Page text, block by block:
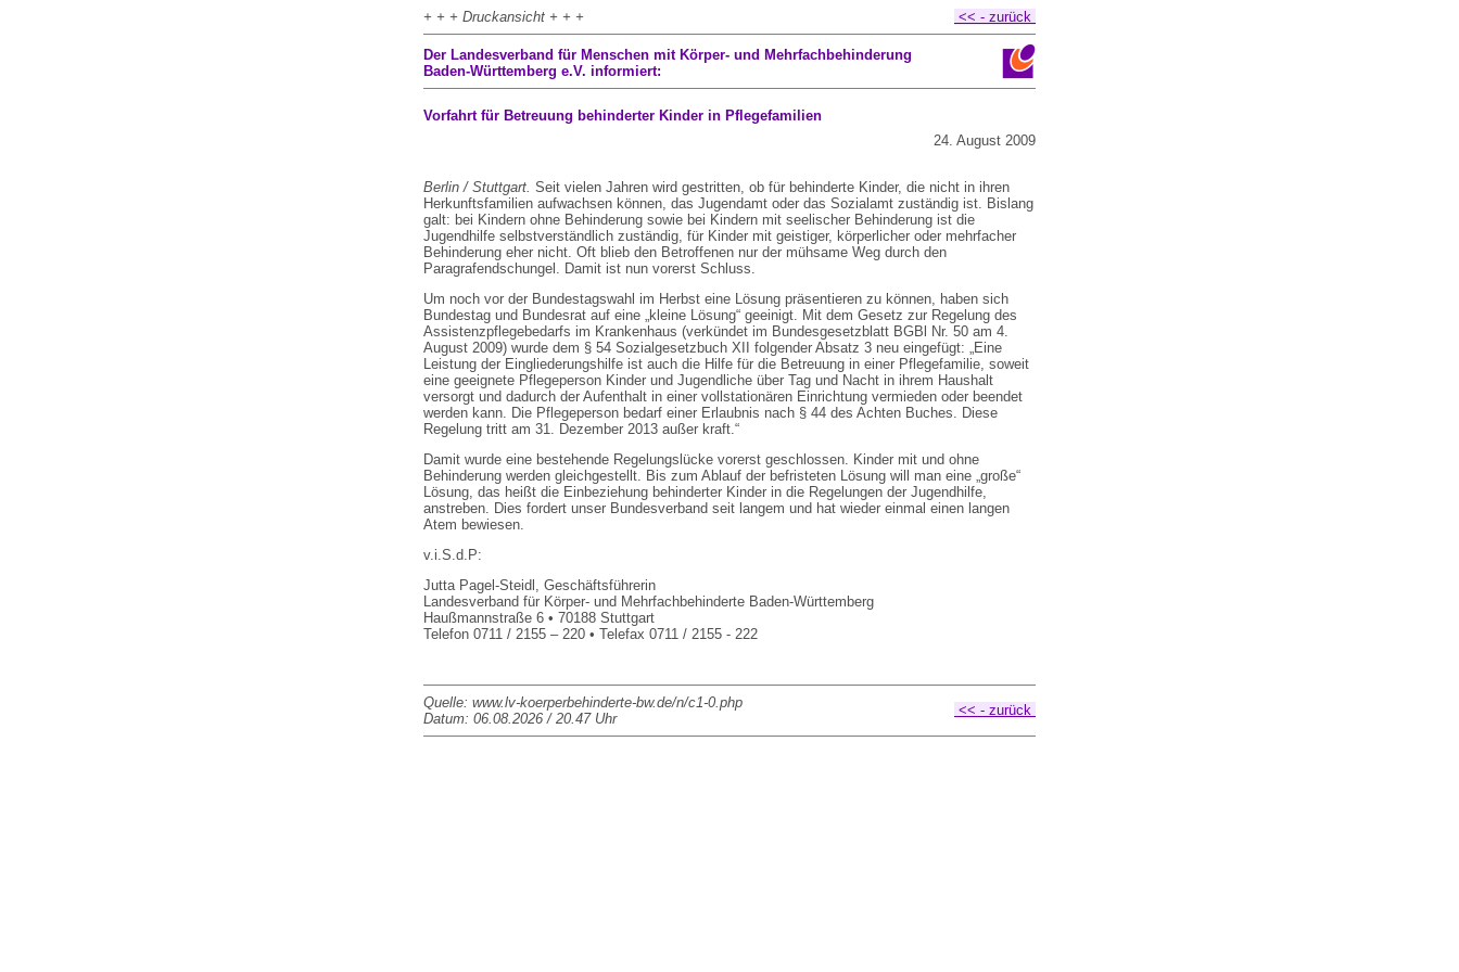
+ + + Druckansicht + + + << - zurück
Der Landesverband für Menschen mit Körper- und Mehrfachbehinderung
Baden-Württemberg e.V. informiert:
Vorfahrt für Betreuung behinderter Kinder in Pflegefamilien
24. August 2009
Berlin / Stuttgart. Seit vielen Jahren wird gestritten, ob für behinderte Kinder, die nicht in ihren
Herkunftsfamilien aufwachsen können, das Jugendamt oder das Sozialamt zuständig ist. Bislang
galt: bei Kindern ohne Behinderung sowie bei Kindern mit seelischer Behinderung ist die
Jugendhilfe selbstverständlich zuständig, für Kinder mit geistiger, körperlicher oder mehrfacher
Behinderung eher nicht. Oft blieb den Betroffenen nur der mühsame Weg durch den
Paragrafendschungel. Damit ist nun vorerst Schluss.
Um noch vor der Bundestagswahl im Herbst eine Lösung präsentieren zu können, haben sich
Bundestag und Bundesrat auf eine „kleine Lösung“ geeinigt. Mit dem Gesetz zur Regelung des
Assistenzpflegebedarfs im Krankenhaus (verkündet im Bundesgesetzblatt BGBl Nr. 50 am 4.
August 2009) wurde dem § 54 Sozialgesetzbuch XII folgender Absatz 3 neu eingefügt: „Eine
Leistung der Eingliederungshilfe ist auch die Hilfe für die Betreuung in einer Pflegefamilie, soweit
eine geeignete Pflegeperson Kinder und Jugendliche über Tag und Nacht in ihrem Haushalt
versorgt und dadurch der Aufenthalt in einer vollstationären Einrichtung vermieden oder beendet
werden kann. Die Pflegeperson bedarf einer Erlaubnis nach § 44 des Achten Buches. Diese
Regelung tritt am 31. Dezember 2013 außer kraft.“
Damit wurde eine bestehende Regelungslücke vorerst geschlossen. Kinder mit und ohne
Behinderung werden gleichgestellt. Bis zum Ablauf der befristeten Lösung will man eine „große“
Lösung, das heißt die Einbeziehung behinderter Kinder in die Regelungen der Jugendhilfe,
anstreben. Dies fordert unser Bundesverband seit langem und hat wieder einmal einen langen
Atem bewiesen.
v.i.S.d.P:
Jutta Pagel-Steidl, Geschäftsführerin
Landesverband für Körper- und Mehrfachbehinderte Baden-Württemberg
Haußmannstraße 6 • 70188 Stuttgart
Telefon 0711 / 2155 – 220 • Telefax 0711 / 2155 - 222
Quelle: www.lv-koerperbehinderte-bw.de/n/c1-0.php
Datum: 06.08.2026 / 20.47 Uhr
<< - zurück